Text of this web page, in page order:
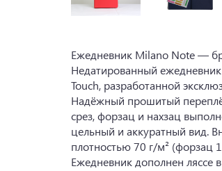
Ежедневник Milano Note —
Недатированный ежедневник
Touch, разработанной
Надёжный прошитый
срез, форзац и нахзац
цельный и аккуратный вид.
плотностью 70 г/м² (форзац
Ежедневник дополнен ляссе